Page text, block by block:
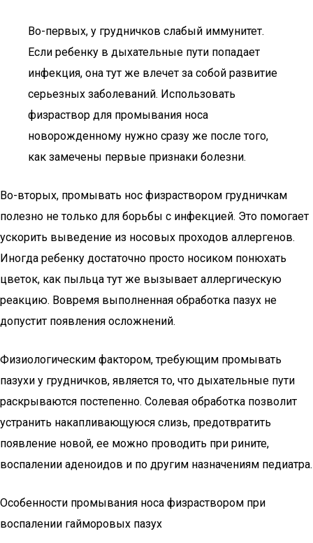
Во-первых, у грудничков слабый иммунитет.
Если ребенку в дыхательные пути попадает
инфекция, она тут же влечет за собой развитие
серьезных заболеваний. Использовать
физраствор для промывания носа
новорожденному нужно сразу же после того,
как замечены первые признаки болезни.
Во-вторых, промывать нос физраствором грудничкам
полезно не только для борьбы с инфекцией. Это помогает
ускорить выведение из носовых проходов аллергенов.
Иногда ребенку достаточно просто носиком понюхать
цветок, как пыльца тут же вызывает аллергическую
реакцию. Вовремя выполненная обработка пазух не
допустит появления осложнений.
Физиологическим фактором, требующим промывать
пазухи у грудничков, является то, что дыхательные пути
раскрываются постепенно. Солевая обработка позволит
устранить накапливающуюся слизь, предотвратить
появление новой, ее можно проводить при рините,
воспалении аденоидов и по другим назначениям педиатра.
Особенности промывания носа физраствором при
воспалении гайморовых пазух